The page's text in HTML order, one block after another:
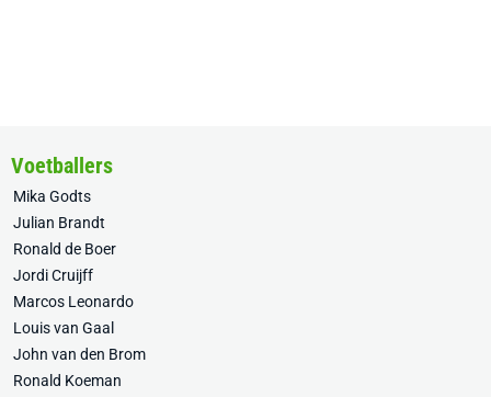
Voetballers
Mika Godts
Julian Brandt
Ronald de Boer
Jordi Cruijff
Marcos Leonardo
Louis van Gaal
John van den Brom
Ronald Koeman